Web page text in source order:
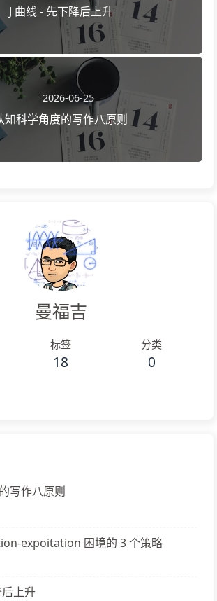
J 曲线 - 先下降后上升
2026-06-25
知科学角度的写作八原则
曼福吉
标签
18
分类
0
写作八原则
expoitation 困境的 3 个策略
后上升